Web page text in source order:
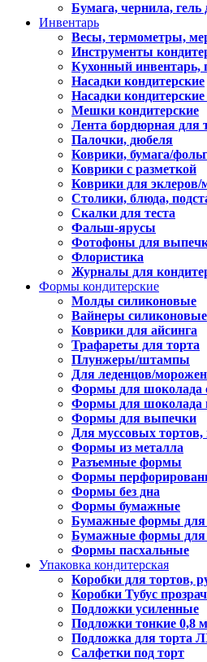
Бумага, чернила, гель
Инвентарь
Весы, термометры,
Инструменты
Кухонный инвентарь,
Насадки кондитерские
Насадки
Мешки кондитерские
Лента бордюрная для
Палочки, дюбеля
Коврики, бумага/
Коврики с разметкой
Коврики для эклеров/
Столики, блюда,
Скалки для теста
Фальш-ярусы
Фотофоны для
Флористика
Журналы для
Формы кондитерские
Молды силиконовые
Вайнеры силиконовые
Коврики для айсинга
Трафареты для торта
Плунжеры/штампы
Для леденцов/
Формы для шоколада
Формы для шоколада
Формы для выпечки
Для муссовых
Формы из металла
Разъемные формы
Формы
Формы без дна
Формы бумажные
Бумажные формы для
Бумажные формы для
Формы пасхальные
Упаковка кондитерская
Коробки для тортов,
Коробки Тубус
Подложки усиленные
Подложки тонкие 0,8
Подложка для торта
Салфетки под торт